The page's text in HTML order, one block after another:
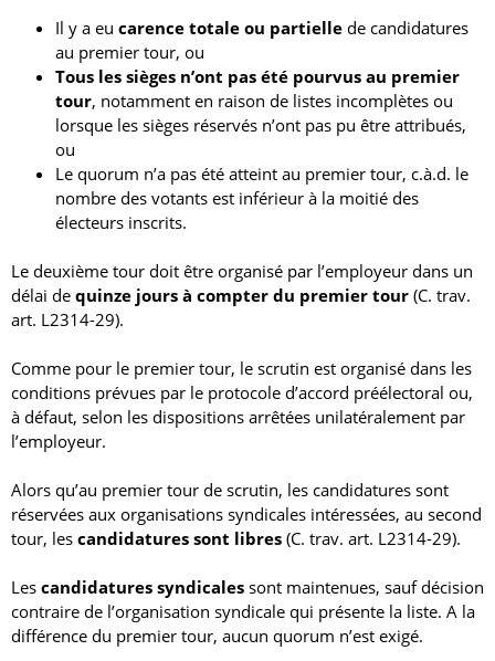
Il y a eu carence totale ou partielle de candidatures
au premier tour, ou
Tous les sièges n’ont pas été pourvus au premier
tour, notamment en raison de listes incomplètes ou
lorsque les sièges réservés n’ont pas pu être attribués,
ou
Le quorum n’a pas été atteint au premier tour, c.à.d. le
nombre des votants est inférieur à la moitié des
électeurs inscrits.
Le deuxième tour doit être organisé par l’employeur dans un
délai de quinze jours à compter du premier tour (C. trav.
art. L2314-29).
Comme pour le premier tour, le scrutin est organisé dans les
conditions prévues par le protocole d’accord préélectoral ou,
à défaut, selon les dispositions arrêtées unilatéralement par
l’employeur.
Alors qu’au premier tour de scrutin, les candidatures sont
réservées aux organisations syndicales intéressées, au second
tour, les candidatures sont libres (C. trav. art. L2314-29).
Les candidatures syndicales sont maintenues, sauf décision
contraire de l’organisation syndicale qui présente la liste. A la
différence du premier tour, aucun quorum n’est exigé.